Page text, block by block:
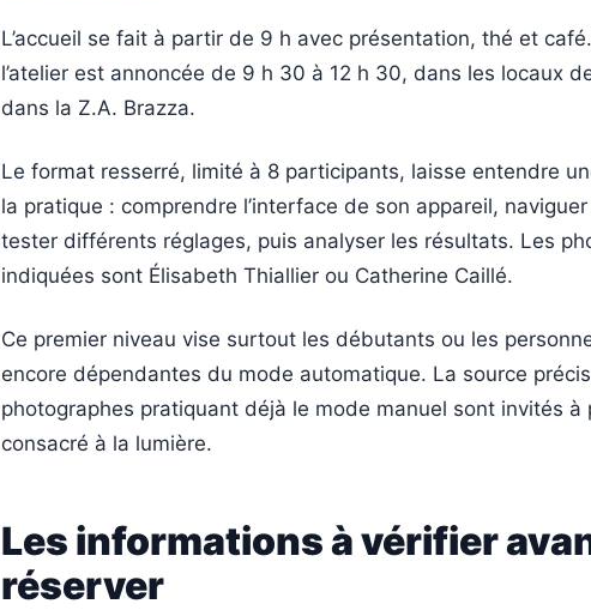
L’accueil se fait à partir de 9 h avec présentation, thé et
l’atelier est annoncée de 9 h 30 à 12 h 30, dans les locaux
dans la Z.A. Brazza.
Le format resserré, limité à 8 participants, laisse entendre
la pratique : comprendre l’interface de son appareil,
tester différents réglages, puis analyser les résultats. Les
indiquées sont Élisabeth Thiallier ou Catherine Caillé.
Ce premier niveau vise surtout les débutants ou les
encore dépendantes du mode automatique. La source
photographes pratiquant déjà le mode manuel sont invités à
consacré à la lumière.
Les informations à vérifier
réserver